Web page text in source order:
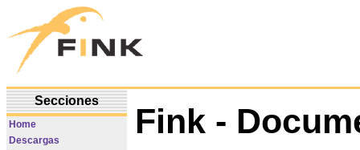
Secciones
Home
Descargas
Fink -